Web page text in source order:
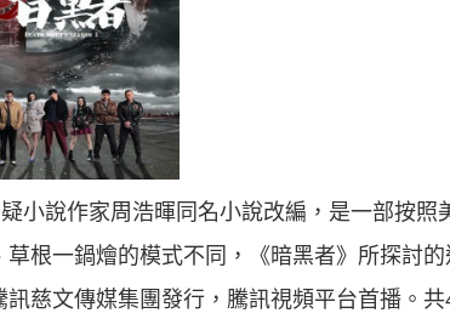
小說作家周浩暉同名小說改編，是一部按照
根一鍋燴的模式不同，《暗黑者》所探討
慈文傳媒集團發行，騰訊視頻平台首播。